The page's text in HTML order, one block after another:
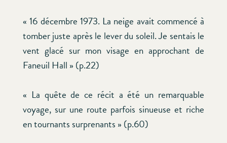
« 16 décembre 1973. La neige avait commencé à
tomber juste après le lever du soleil. Je sentais le
vent glacé sur mon visage en approchant de
Faneuil Hall » (p.22)
« La quête de ce récit a été un remarquable
voyage, sur une route parfois sinueuse et riche
en tournants surprenants » (p.60)